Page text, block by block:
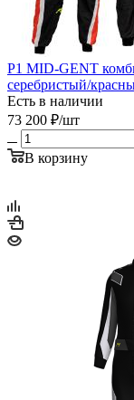
P1 MID-GENT
серебристый/
Есть в наличии
73 200 ₽/шт
В корзину